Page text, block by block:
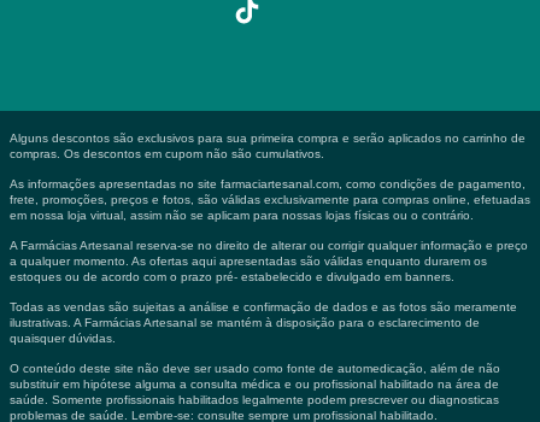
Alguns descontos são exclusivos para sua primeira compra e serão aplicados no carrinho de
compras. Os descontos em cupom não são cumulativos.
As informações apresentadas no site farmaciartesanal.com, como condições de pagamento,
frete, promoções, preços e fotos, são válidas exclusivamente para compras online, efetuadas
em nossa loja virtual, assim não se aplicam para nossas lojas físicas ou o contrário.
A Farmácias Artesanal reserva-se no direito de alterar ou corrigir qualquer informação e preço
a qualquer momento. As ofertas aqui apresentadas são válidas enquanto durarem os
estoques ou de acordo com o prazo pré- estabelecido e divulgado em banners.
Todas as vendas são sujeitas a análise e confirmação de dados e as fotos são meramente
ilustrativas. A Farmácias Artesanal se mantém à disposição para o esclarecimento de
quaisquer dúvidas.
O conteúdo deste site não deve ser usado como fonte de automedicação, além de não
substituir em hipótese alguma a consulta médica e ou profissional habilitado na área de
saúde. Somente profissionais habilitados legalmente podem prescrever ou diagnosticas
problemas de saúde. Lembre-se: consulte sempre um profissional habilitado.